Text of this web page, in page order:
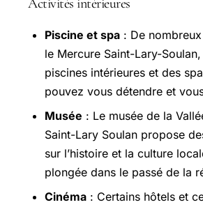
Activités intérieures
Piscine et spa : De
le Mercure Saint-Lary-
piscines intérieures et des
pouvez vous détendre et
Musée : Le musée de la
Saint-Lary Soulan propose
sur l’histoire et la culture
plongée dans le passé de la
Cinéma : Certains hôtels et